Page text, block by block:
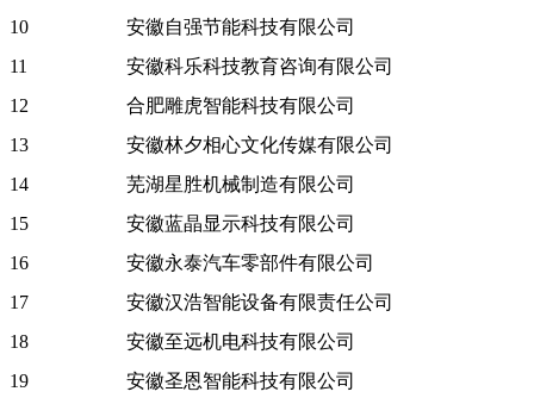
10
安徽自强节能科技有限公司
11
安徽科乐科技教育咨询有限公司
12
合肥雕虎智能科技有限公司
13
安徽林夕相心文化传媒有限公司
14
芜湖星胜机械制造有限公司
15
安徽蓝晶显示科技有限公司
16
安徽永泰汽车零部件有限公司
17
安徽汉浩智能设备有限责任公司
18
安徽至远机电科技有限公司
19
安徽圣恩智能科技有限公司